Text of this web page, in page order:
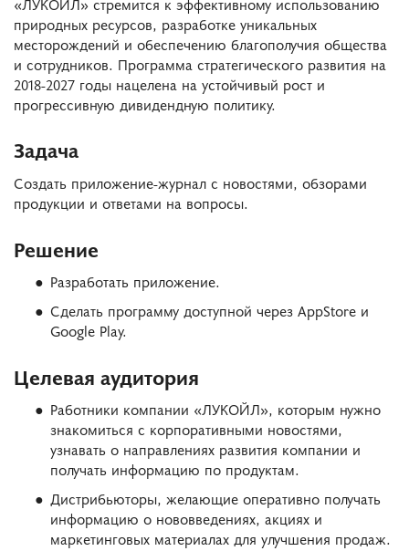
природных ресурсов, разработке уникальных
месторождений и обеспечению благополучия общества
и сотрудников. Программа стратегического развития на
2018-2027 годы нацелена на устойчивый рост и
прогрессивную дивидендную политику.
Задача
Создать приложение-журнал с новостями, обзорами
продукции и ответами на вопросы.
Решение
Разработать приложение.
Сделать программу доступной через AppStore и
Google Play.
Целевая аудитория
Работники компании «ЛУКОЙЛ», которым нужно
знакомиться с корпоративными новостями,
узнавать о направлениях развития компании и
получать информацию по продуктам.
Дистрибьюторы, желающие оперативно получать
информацию о нововведениях, акциях и
маркетинговых материалах для улучшения продаж.